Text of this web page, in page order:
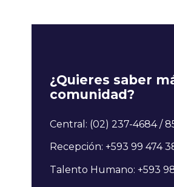
¿Quieres saber
comunidad?
Central: (02) 237-4684 /
Recepción: +593 99 474
Talento Humano: +593